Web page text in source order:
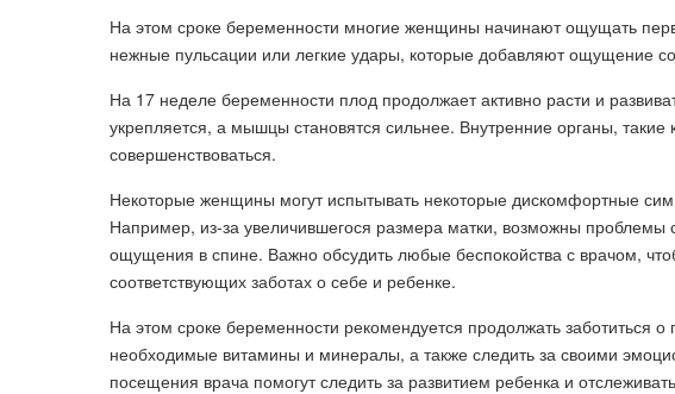
На этом сроке беременности многие женщины начинают ощущать
нежные пульсации или легкие удары, которые добавляют ощущение
На 17 неделе беременности плод продолжает активно расти и
укрепляется, а мышцы становятся сильнее. Внутренние органы, такие
совершенствоваться.
Некоторые женщины могут испытывать некоторые дискомфортные
Например, из-за увеличившегося размера матки, возможны
ощущения в спине. Важно обсудить любые беспокойства с врачом,
соответствующих заботах о себе и ребенке.
На этом сроке беременности рекомендуется продолжать заботиться
необходимые витамины и минералы, а также следить за своими
посещения врача помогут следить за развитием ребенка и